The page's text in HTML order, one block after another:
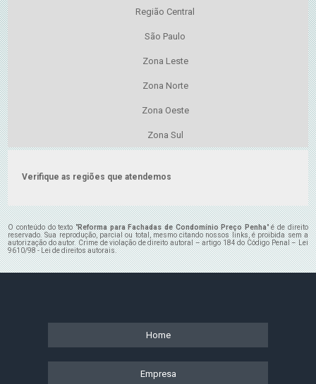
Região Central
São Paulo
Zona Leste
Zona Norte
Zona Oeste
Zona Sul
Verifique as regiões que atendemos
O conteúdo do texto "Reforma para Fachadas de Condomínio Preço Penha" é de direito
reservado. Sua reprodução, parcial ou total, mesmo citando nossos links, é proibida sem a
autorização do autor. Crime de violação de direito autoral – artigo 184 do Código Penal –Lei
9610/98 - Lei de direitos autorais.
Home
Empresa